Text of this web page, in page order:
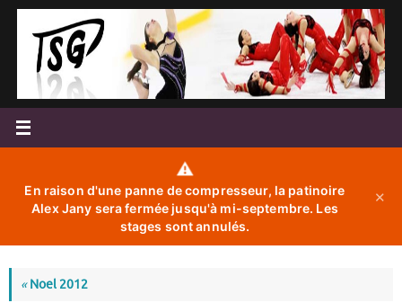
Passer
contenu
⚠️
En raison d'une panne de compresseur, la patinoire
Alex Jany sera fermée jusqu'à mi-septembre. Les
stages sont annulés.
✕
«Noel 2012